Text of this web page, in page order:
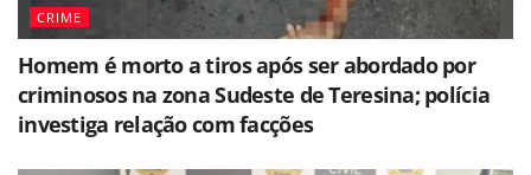
CRIME
Homem é morto a tiros após ser abordado por
criminosos na zona Sudeste de Teresina; polícia
investiga relação com facções